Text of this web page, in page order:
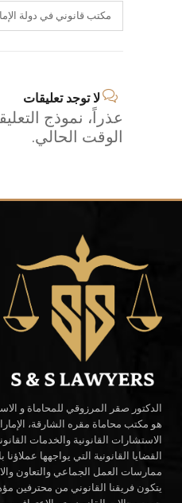
مكتب قانوني في دولة
لا توجد تعليقات
عذراً، نموذج
الوقت الحالي.
هو مكتب محاماة مقره الشارقة،
الاستشارات القانونية والخدمات
القضايا القانونية التي يواجهها
ممارسات العمل الجماعي والتعاون
يتكون فريقنا القانوني من محترفين